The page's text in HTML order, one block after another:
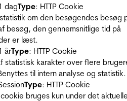
dagType: HTTP Cookie
om den besøgendes besøg
besøg, den gennemsnitlige tid på
er læst.
årType: HTTP Cookie
statistisk karakter over flere
til intern analyse og statistik.
Type: HTTP Cookie
bruges kun under det